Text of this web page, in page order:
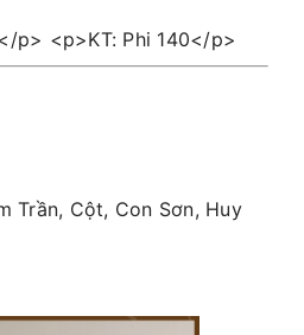
p> <p>KT: Phi 140</p>
Trần, Cột, Con Sơn, Huy